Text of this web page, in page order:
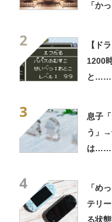
「か
2
【ド
1200
と……
3
息子
う」→
は……
4
「め
テリ
る状